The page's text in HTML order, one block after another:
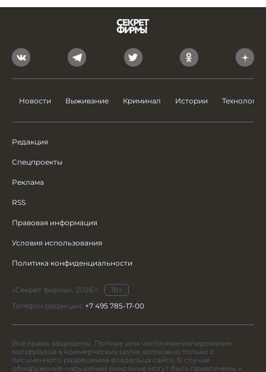
Новости Выживание Криминал Истории Технологии
Редакция
Спецпроекты
Реклама
RSS
Правовая информация
Условия использования
Политика конфиденциальности
«Секрет фирмы», 2026 г.
18+
Телефон редакции: +7 495 785-17-00
Все права защищены. Полное или частичное копирование
материалов в коммерческих целях возможно только с
письменного разрешения владельца сайта. В случае
обнаружения нарушений виновные могут быть привлечены к